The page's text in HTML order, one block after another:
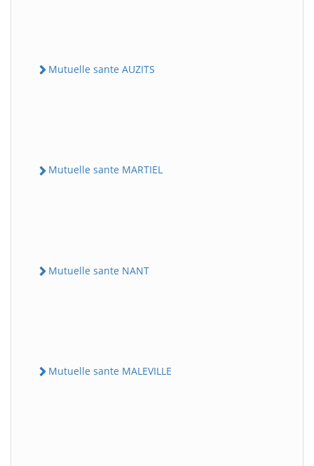
Mutuelle sante AUZITS
Mutuelle sante MARTIEL
Mutuelle sante NANT
Mutuelle sante MALEVILLE